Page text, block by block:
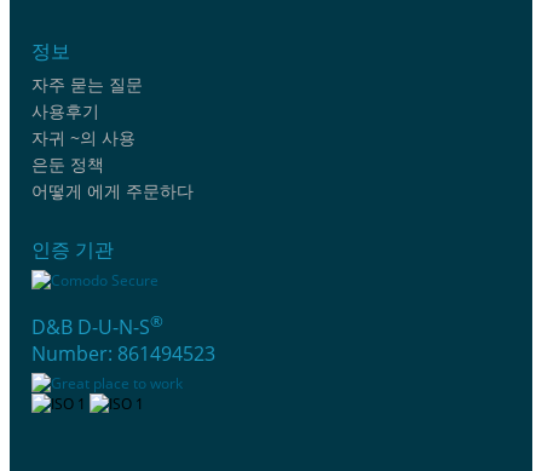
정보
자주 묻는 질문
사용후기
자귀 ~의 사용
은둔 정책
어떻게 에게 주문하다
인증 기관
D&B D-U-N-S®
Number: 861494523